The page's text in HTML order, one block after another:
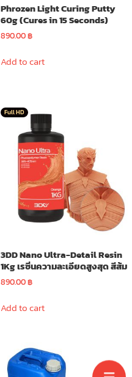
Phrozen Light Curing Putty
60g (Cures in 15 Seconds)
890.00฿
Add to cart
Full HD
3DD Nano Ultra-Detail Resin
1Kg เรซิ่นความละเอียดสูงสุด สีส้ม
890.00฿
Add to cart